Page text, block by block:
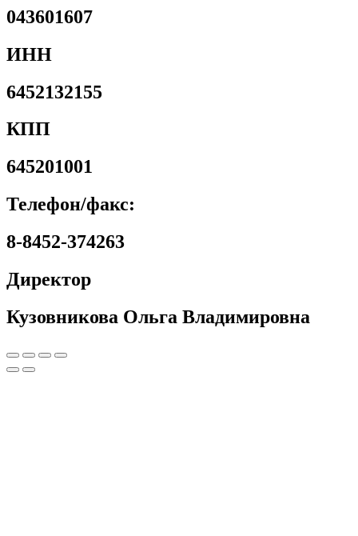
043601607
ИНН
6452132155
КПП
645201001
Телефон/факс:
8-8452-374263
Директор
Кузовникова Ольга Владимировна